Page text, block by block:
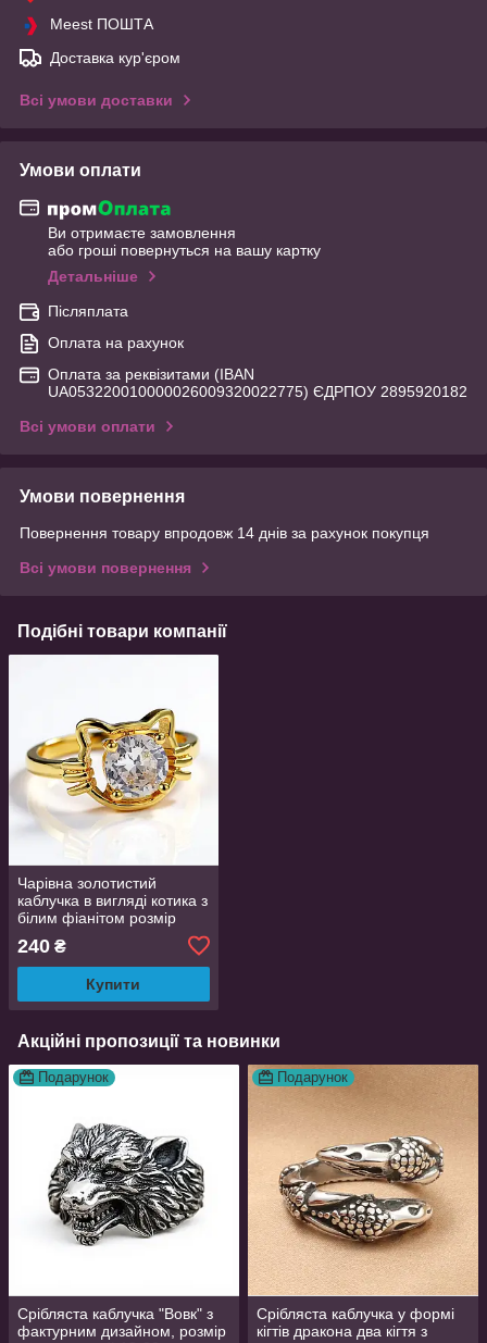
Meest ПОШТА
Доставка кур'єром
Всі умови доставки
Умови оплати
Ви отримаєте замовлення
або гроші повернуться на вашу картку
Детальніше
Післяплата
Оплата на рахунок
Оплата за реквізитами (IBAN
UA053220010000026009320022775) ЄДРПОУ 2895920182
Всі умови оплати
Умови повернення
Повернення товару впродовж 14 днів за рахунок покупця
Всі умови повернення
Подібні товари компанії
Чарівна золотистий
каблучка в вигляді котика з
білим фіанітом розмір
240 ₴
Купити
Акційні пропозиції та новинки
Подарунок
Срібляста каблучка "Вовк" з
фактурним дизайном, розмір
Подарунок
Срібляста каблучка у формі
кігтів дракона два кігтя з